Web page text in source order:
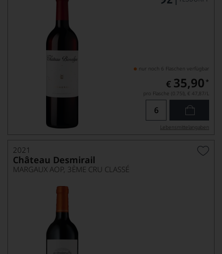
nur noch 6 Flaschen verfügbar
€ 35,90 *
pro Flasche (0.75l), € 47,87/L
Lebensmittel­angaben
2021
Château Desmirail
MARGAUX AOP, 3ÈME CRU CLASSÉ